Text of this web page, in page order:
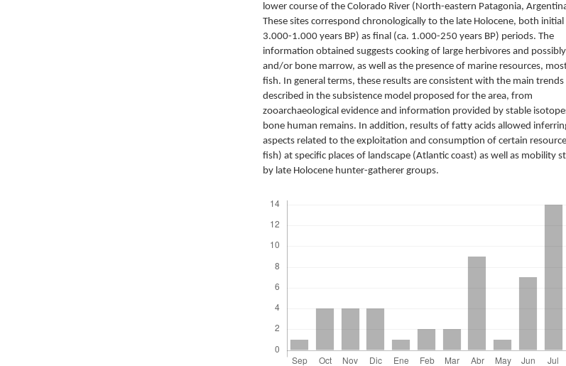
lower course of the Colorado River (North-eastern Patagonia,
These sites correspond chronologically to the late Holocene, both initial
3.000-1.000 years BP) as final (ca. 1.000-250 years BP) periods. The
information obtained suggests cooking of large herbivores and
and/or bone marrow, as well as the presence of marine resources,
fish. In general terms, these results are consistent with the main trends
described in the subsistence model proposed for the area, from
zooarchaeological evidence and information provided by stable
bone human remains. In addition, results of fatty acids allowed
aspects related to the exploitation and consumption of certain
fish) at specific places of landscape (Atlantic coast) as well as mobility
by late Holocene hunter-gatherer groups.